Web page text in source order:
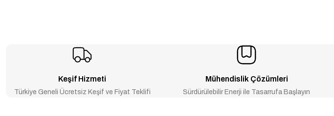
Keşif Hizmeti
Türkiye Geneli Ücretsiz Keşif ve Fiyat Teklifi
Mühendislik Çözümleri
Sürdürülebilir Enerji ile Tasarrufa Başlayın